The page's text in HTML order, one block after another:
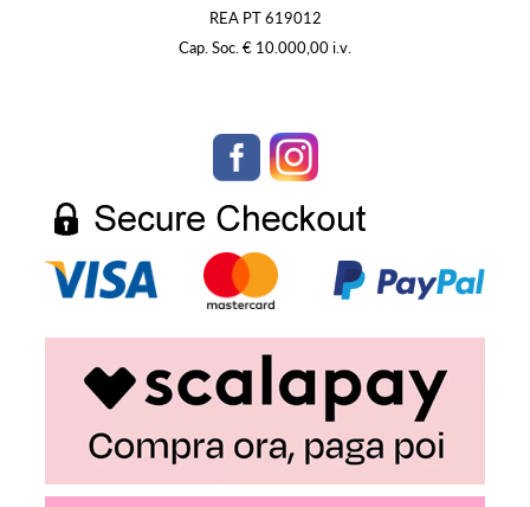
REA PT 619012
Cap. Soc. € 10.000,00 i.v.